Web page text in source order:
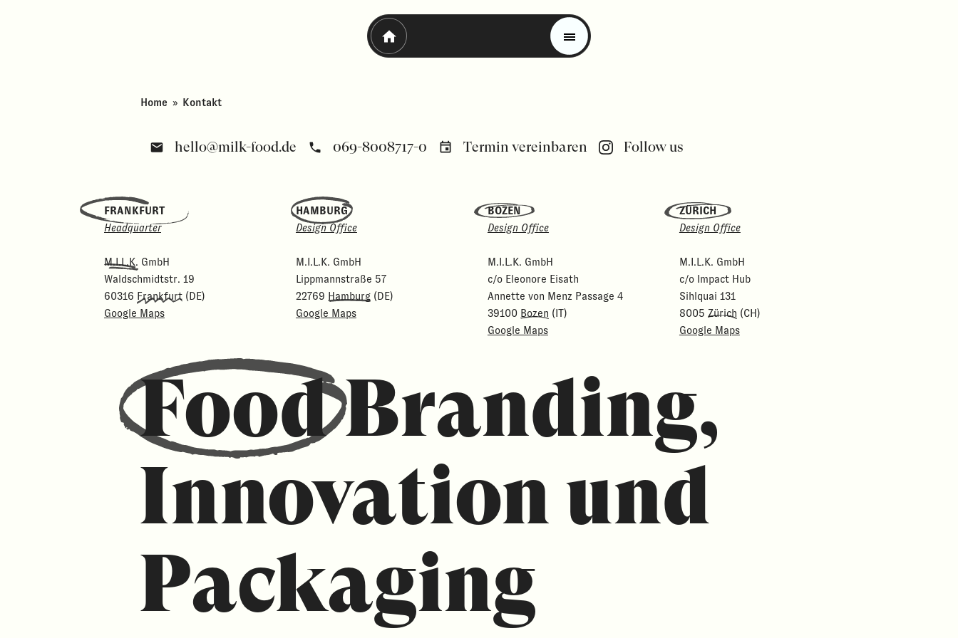
Magazin
Trends
Materials
Home » Kontakt
hello@milk-food.de 069-8008717-0 Termin vereinbaren Follow us
FRANKFURT
Headquarter
M.I.L.K. GmbH
Waldschmidtstr. 19
60316 Frankfurt (DE)
Google Maps
HAMBURG
Design Office
M.I.L.K. GmbH
Lippmannstraße 57
22769 Hamburg(DE)
Google Maps
BOZEN
Design Office
M.I.L.K. GmbH
c/o Eleonore Eisath
Annette von Menz Passage 4
39100 Bozen (IT)
Google Maps
ZÜRICH
Design Office
M.I.L.K. GmbH
c/o Impact Hub
Sihlquai 131
8005 Zürich (CH)
Google Maps
FoodBranding,
Innovationund
Packaging